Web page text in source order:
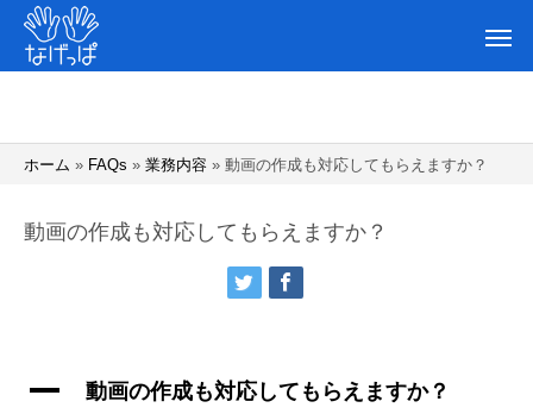
ホーム » FAQs » 業務内容 » 動画の作成も対応してもらえますか？
動画の作成も対応してもらえますか？
A 動画の作成も対応してもらえますか？